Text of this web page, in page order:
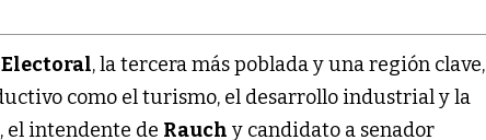
, la tercera más poblada y una región clave,
como el turismo, el desarrollo industrial y la
el intendente de Rauch y candidato a senador